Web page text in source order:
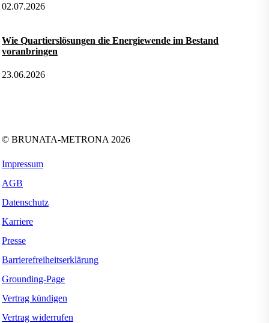
02.07.2026
Wie Quartierslösungen die Energiewende im Bestand
voranbringen
23.06.2026
© BRUNATA-METRONA 2026
Impressum
AGB
Datenschutz
Karriere
Presse
Barrierefreiheitserklärung
Grounding-Page
Vertrag kündigen
Vertrag widerrufen